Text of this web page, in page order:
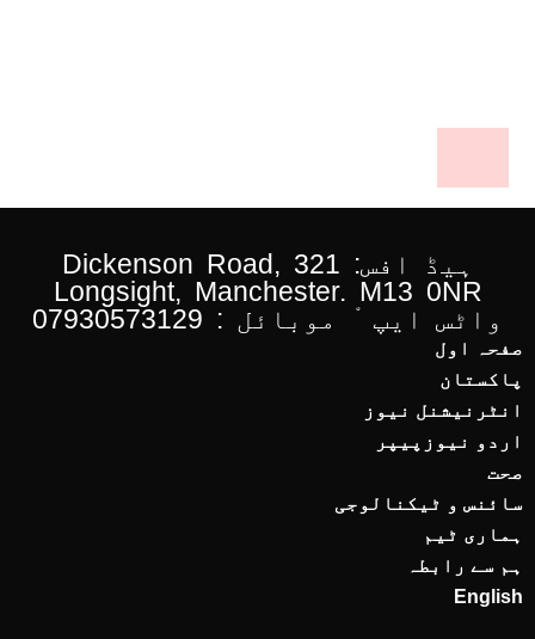
ہیڈ افس: 321 Dickenson Road,
Longsight, Manchester. M13 0NR
واٹس ایپ ْ موبائل : 07930573129
صفحہ اول
پاکستان
انٹرنیشنل نیوز
اردو نیوزپیپر
صحت
سائنس و ٹیکنالوجی
ہماری ٹیم
ہم سے رابطہ
English